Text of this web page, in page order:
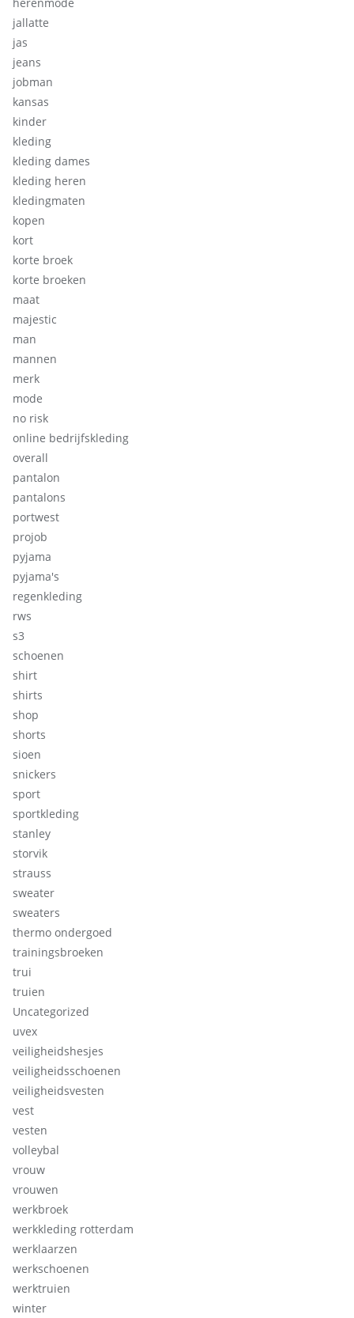
jallatte
jas
jeans
jobman
kansas
kinder
kleding
kleding dames
kleding heren
kledingmaten
kopen
kort
korte broek
korte broeken
maat
majestic
man
mannen
merk
mode
no risk
online bedrijfskleding
overall
pantalon
pantalons
portwest
projob
pyjama
pyjama's
regenkleding
rws
s3
schoenen
shirt
shirts
shop
shorts
sioen
snickers
sport
sportkleding
stanley
storvik
strauss
sweater
sweaters
thermo ondergoed
trainingsbroeken
trui
truien
Uncategorized
uvex
veiligheidshesjes
veiligheidsschoenen
veiligheidsvesten
vest
vesten
volleybal
vrouw
vrouwen
werkbroek
werkkleding rotterdam
werklaarzen
werkschoenen
werktruien
winter